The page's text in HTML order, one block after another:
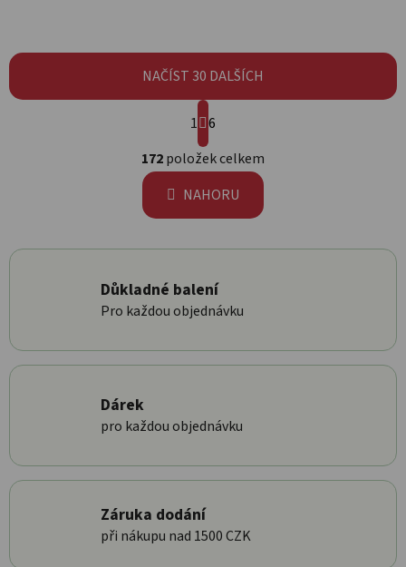
Ovládací prvky výpisu
NAČÍST 30 DALŠÍCH
Stránkování
1 6
172položek celkem
NAHORU
Důkladné balení
Pro každou objednávku
Dárek
pro každou objednávku
Záruka dodání
při nákupu nad 1500 CZK